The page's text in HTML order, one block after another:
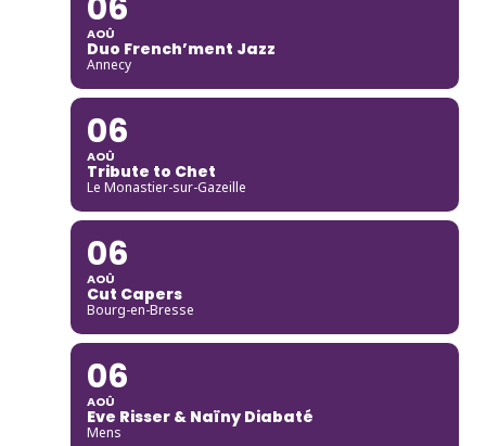
AOÛ
Duo French’ment Jazz
Annecy
06
AOÛ
Tribute to Chet
Le Monastier-sur-Gazeille
06
AOÛ
Cut Capers
Bourg-en-Bresse
06
AOÛ
Eve Risser & Naïny Diabaté
Mens